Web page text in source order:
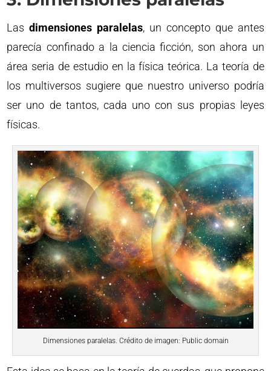
Lasdimensiones paralelas, un concepto que antes
parecía confinado a la ciencia ficción, son ahora un
área seria de estudio en la física teórica. La teoría de
los multiversos sugiere que nuestro universo podría
ser uno de tantos, cada uno con sus propias leyes
físicas.
Dimensiones paralelas. Crédito de imagen: Public domain